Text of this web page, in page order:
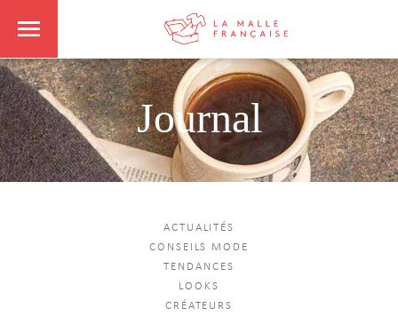
Journal
ACTUALITÉS
CONSEILS MODE
TENDANCES
LOOKS
CRÉATEURS